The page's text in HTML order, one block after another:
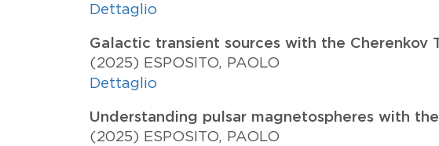
Dettaglio
Galactic transient sources with the Cherenkov
(2025) ESPOSITO, PAOLO
Dettaglio
Understanding pulsar magnetospheres with
(2025) ESPOSITO, PAOLO